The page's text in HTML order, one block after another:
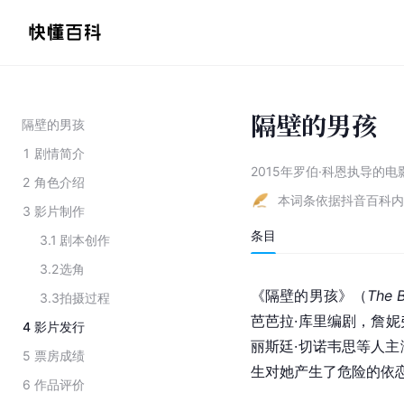
隔壁的男孩
1 剧情简介
2 角色介绍
3 影片制作
3.1 剧本创作
3.2选角
3.3拍摄过程
4 影片发行
5 票房成绩
6 作品评价
隔壁的男孩
2015年罗伯·科恩执导的电
本词条依据抖音百科
条目
《隔壁的男孩》（The
芭芭拉·库里编剧，詹
丽斯廷·切诺韦思等人
生对她产生了危险的依